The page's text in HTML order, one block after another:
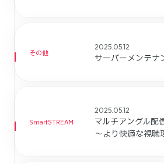
その他
2025.05.12
サーバーメンテナ
SmartSTREAM
2025.05.12
マルチアングル配
～より快適な視聴